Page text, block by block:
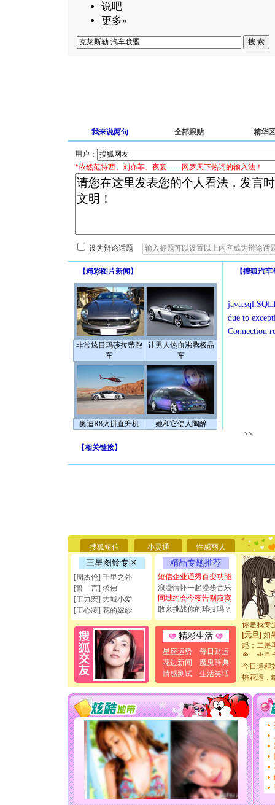
说吧
更多»
我来说两句 全部跟贴 精华区
用户：
*依然范特西、刘亦菲、夜宴……网罗天下热词的输入法！
设为辩论话题
【精彩图片新闻 】
非常炫目玛莎拉蒂跑
车
让男人热血沸腾极品
车
奥迪R8火拼直升机 她和它使人陶醉
【搜狐汽车
due to
Connection
>>
【相关链接】
搜狐短信 小灵通 性感丽人
三星图铃专区
[周杰伦] 千里之外
[誓 言] 求佛
[王力宏] 大城小爱
[王心凌] 花的嫁纱
精品专题推荐
短信企业通秀百变功能
浪漫情怀一起漫步音乐
同城约会今夜告别寂寞
敢来挑战你的球技吗？
精彩生活
星座运势
每日财运
花边新闻
魔鬼辞典
情感测试
生活笑话
要平安！
[圣诞节]
能正大光
天都要快
[圣诞节]
如意,快
[元旦]看
断电。爱
你是我专
[元旦] 如
起；二是
离。水晶
[元旦]当
泣，这痛
卖了。水
[春节]风
颜！冬去
道一声
[春节]
传
片叶子
送你一
[圣诞节]
你太多
要平安
[圣诞节]
能正大
今日运程
桃花运，